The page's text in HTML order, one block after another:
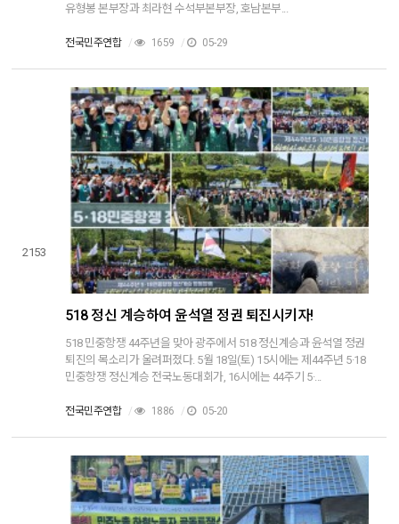
유형봉 본부장과 최라현 수석부본부장, 호남본부...
전국민주연합 / 1659 / 05-29
2153
518 정신 계승하여 윤석열 정권 퇴진시키자!
518 민중항쟁 44주년을 맞아 광주에서 518 정신계승과 윤석열 정권
퇴진의 목소리가 울려퍼졌다. 5월 18일(토) 15시에는 제44주년 5·18
민중항쟁 정신계승 전국노동대회가, 16시에는 44주기 5·...
전국민주연합 / 1886 / 05-20